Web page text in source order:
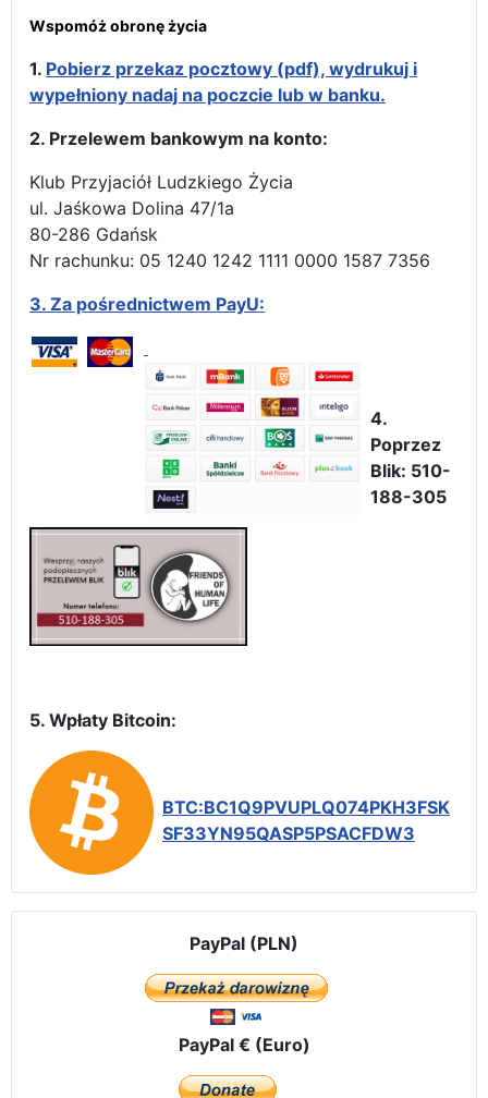
Wspomóż obronę życia
1. Pobierz przekaz pocztowy (pdf), wydrukuj i
wypełniony nadaj na poczcie lub w banku.
2. Przelewem bankowym na konto:
Klub Przyjaciół Ludzkiego Życia
ul. Jaśkowa Dolina 47/1a
80-286 Gdańsk
Nr rachunku: 05 1240 1242 1111 0000 1587 7356
3. Za pośrednictwem PayU:
4.
Poprzez
Blik: 510-
188-305
5. Wpłaty Bitcoin:
BTC:BC1Q9PVUPLQ074PKH3FSK
SF33YN95QASP5PSACFDW3
PayPal (PLN)
PayPal € (Euro)